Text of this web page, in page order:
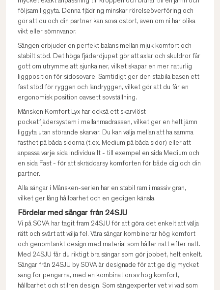
följsam liggyta. Denna fjädring minskar rörelseöverföring och
gör att du och din partner kan sova ostört, även om ni har olika
vikt eller sömnvanor.
Sängen erbjuder en perfekt balans mellan mjuk komfort och
stabilt stöd. Det höga fjäderdjupet gör att axlar och skuldror får
gott om utrymme att sjunka ner, vilket skapar en mer naturlig
liggposition för sidosovare. Samtidigt ger den stabila basen ett
fast stöd för ryggen och ländryggen, vilket gör att du får en
ergonomisk position oavsett sovställning.
Månsken Komfort Lyx har också ett skarvlöst
pocketfjädersystem i mellanmadrassen, vilket ger en helt jämn
liggyta utan störande skarvar. Du kan välja mellan att ha samma
fasthet på båda sidorna (t.ex. Medium på båda sidor) eller att
anpassa varje sida individuellt - till exempel en sida Medium och
en sida Fast - för att skräddarsy komforten för både dig och din
partner.
Alla sängar i Månsken-serien har en stabil ram i massiv gran,
vilket ger lång hållbarhet och en gedigen känsla.
Fördelar med sängar från 24SJU
Vi på SOVA har tagit fram 24SJU för att göra det enkelt att välja
rätt och svårt att välja fel. Våra sängar kombinerar hög komfort
och genomtänkt design med material som håller natt efter natt.
Med 24SJU får du riktigt bra sängar som gör jobbet, helt enkelt.
Sängar från 24SJU by SOVA är designade för att ge dig mycket
säng för pengarna, med en kombination av hög komfort,
hållbarhet och stilren design. Som sängexperter vet vi vad som